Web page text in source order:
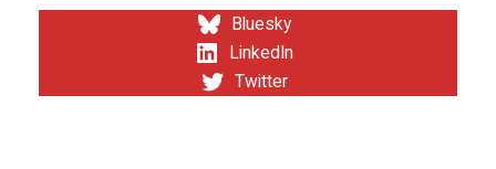
Bluesky
LinkedIn
Twitter